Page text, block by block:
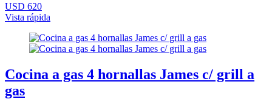
USD 620
Vista rápida
Cocina a gas 4 hornallas James c/ grill a
gas